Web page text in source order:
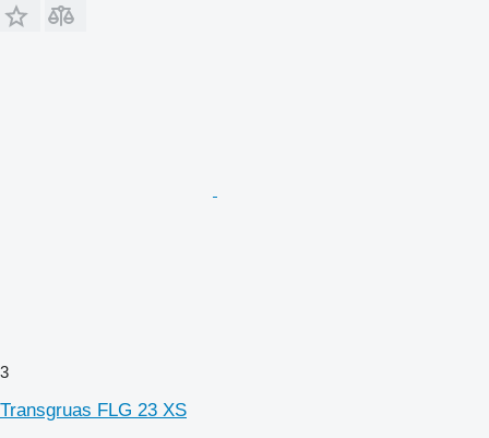
3
Transgruas FLG 23 XS